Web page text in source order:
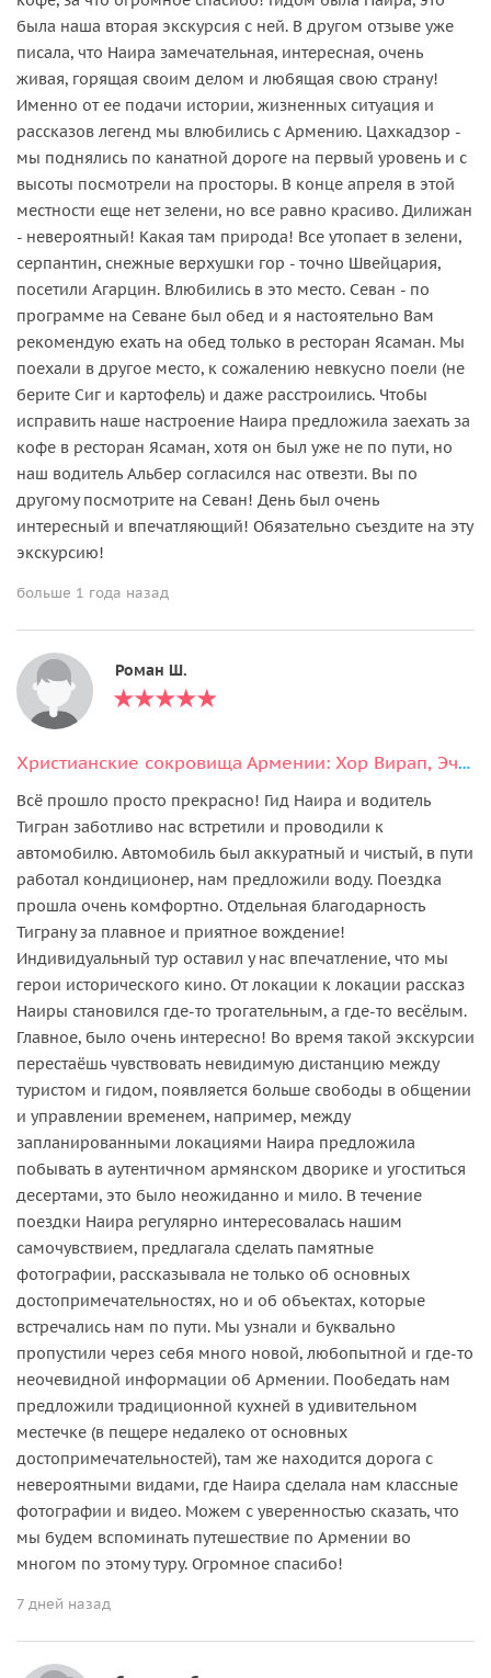
была наша вторая экскурсия с ней. В другом отзыве уже
писала, что Наира замечательная, интересная, очень
живая, горящая своим делом и любящая свою страну!
Именно от ее подачи истории, жизненных ситуация и
рассказов легенд мы влюбились с Армению. Цахкадзор -
мы поднялись по канатной дороге на первый уровень и с
высоты посмотрели на просторы. В конце апреля в этой
местности еще нет зелени, но все равно красиво. Дилижан
- невероятный! Какая там природа! Все утопает в зелени,
серпантин, снежные верхушки гор - точно Швейцария,
посетили Агарцин. Влюбились в это место. Севан - по
программе на Севане был обед и я настоятельно Вам
рекомендую ехать на обед только в ресторан Ясаман. Мы
поехали в другое место, к сожалению невкусно поели (не
берите Сиг и картофель) и даже расстроились. Чтобы
исправить наше настроение Наира предложила заехать за
кофе в ресторан Ясаман, хотя он был уже не по пути, но
наш водитель Альбер согласился нас отвезти. Вы по
другому посмотрите на Севан! День был очень
интересный и впечатляющий! Обязательно съездите на эту
экскурсию!
больше 1 года назад
Роман Ш.
Христианские сокровища Армении: Хор Вирап, Эчмиадзин, Звартноц
Всё прошло просто прекрасно! Гид Наира и водитель
Тигран заботливо нас встретили и проводили к
автомобилю. Автомобиль был аккуратный и чистый, в пути
работал кондиционер, нам предложили воду. Поездка
прошла очень комфортно. Отдельная благодарность
Тиграну за плавное и приятное вождение!
Индивидуальный тур оставил у нас впечатление, что мы
герои исторического кино. От локации к локации рассказ
Наиры становился где-то трогательным, а где-то весёлым.
Главное, было очень интересно! Во время такой экскурсии
перестаёшь чувствовать невидимую дистанцию между
туристом и гидом, появляется больше свободы в общении
и управлении временем, например, между
запланированными локациями Наира предложила
побывать в аутентичном армянском дворике и угоститься
десертами, это было неожиданно и мило. В течение
поездки Наира регулярно интересовалась нашим
самочувствием, предлагала сделать памятные
фотографии, рассказывала не только об основных
достопримечательностях, но и об объектах, которые
встречались нам по пути. Мы узнали и буквально
пропустили через себя много новой, любопытной и где-то
неочевидной информации об Армении. Пообедать нам
предложили традиционной кухней в удивительном
местечке (в пещере недалеко от основных
достопримечательностей), там же находится дорога с
невероятными видами, где Наира сделала нам классные
фотографии и видео. Можем с уверенностью сказать, что
мы будем вспоминать путешествие по Армении во
многом по этому туру. Огромное спасибо!
7 дней назад